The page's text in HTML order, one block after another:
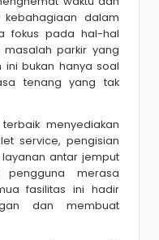
dalam
fokus pada hal-hal
parkir yang
ini bukan hanya soal
tenang yang tak
menyediakan
service, pengisian
antar jemput
merasa
fasilitas ini hadir
dan membuat